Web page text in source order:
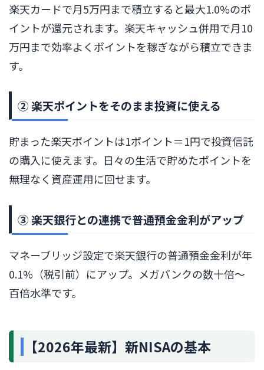
楽天カードで月5万円まで積立すると最大1.0%のポ
イントが還元されます。楽天キャッシュ併用で月10
万円まで効率よくポイントを稼ぎながら積立できま
す。
② 楽天ポイントをそのまま投資に使える
貯まった楽天ポイントは1ポイント＝1円で投資信託
の購入に使えます。日々の生活で貯めたポイントを
無理なく資産運用に回せます。
③ 楽天銀行との連携で普通預金金利がアップ
マネーブリッジ設定で楽天銀行の普通預金金利が年
0.1%（税引前）にアップ。メガバンクの数十倍〜
百倍水準です。
【2026年最新】新NISAの基本